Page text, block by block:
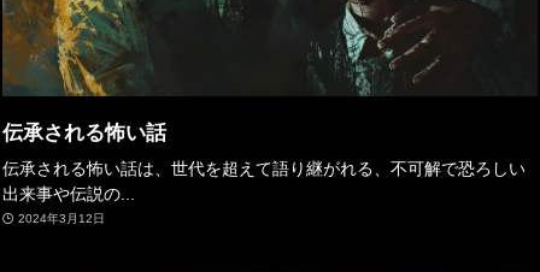
伝承される怖い話
伝承される怖い話は、世代を超えて語り継がれる、不可解で恐ろしい
出来事や伝説の...
2024年3月12日